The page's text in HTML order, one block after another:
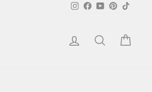
InstagramFacebookYouTubePinterest
Se connecterRechercher